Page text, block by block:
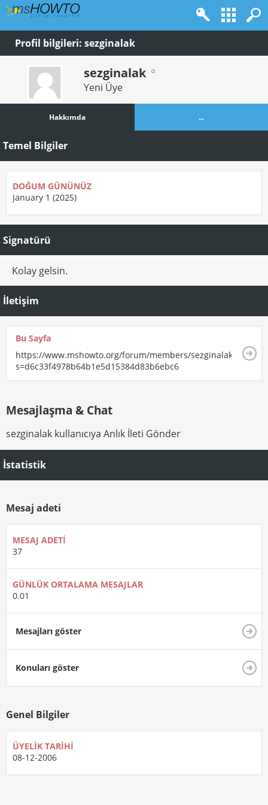
Profil bilgileri: sezginalak
sezginalak
Yeni Üye
Hakkımda ...
Temel Bilgiler
DOĞUM GÜNÜNÜZ
January 1 (2025)
Signatürü
Kolay gelsin.
İletişim
Bu Sayfa
https://www.mshowto.org/forum/members/sezginalak.html?
s=d6c33f4978b64b1e5d15384d83b6ebc6
Mesajlaşma & Chat
sezginalak kullanıcıya Anlık İleti Gönder
İstatistik
Mesaj adeti
MESAJ ADETI
37
GÜNLÜK ORTALAMA MESAJLAR
0.01
Mesajları göster
Konuları göster
Genel Bilgiler
ÜYELIK TARIHI
08-12-2006